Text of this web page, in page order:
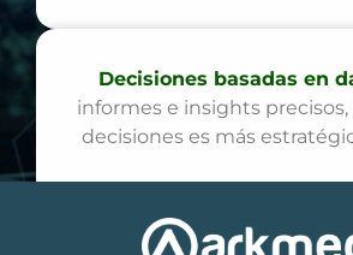
Decisiones basadas en
informes e insights
decisiones es más